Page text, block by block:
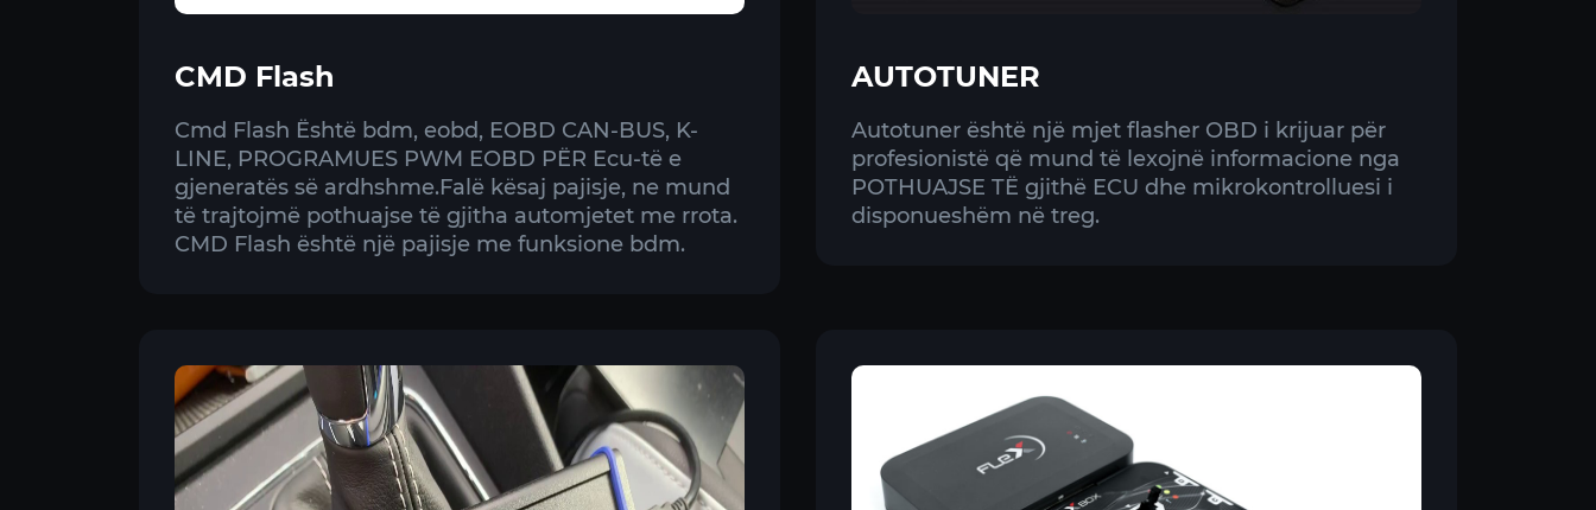
CMD Flash
Cmd Flash Është bdm, eobd, EOBD CAN-BUS, K-
LINE, PROGRAMUES PWM EOBD PËR Ecu-të e
gjeneratës së ardhshme.Falë kësaj pajisje, ne mund
të trajtojmë pothuajse të gjitha automjetet me rrota.
CMD Flash është një pajisje me funksione bdm.
AUTOTUNER
Autotuner është një mjet flasher OBD i krijuar për
profesionistë që mund të lexojnë informacione nga
POTHUAJSE TË gjithë ECU dhe mikrokontrolluesi i
disponueshëm në treg.